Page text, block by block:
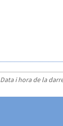
Data i hora de la